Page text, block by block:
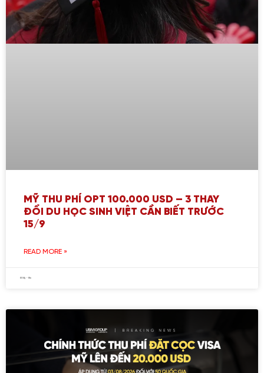
MỸ THU PHÍ OPT 100.000 USD – 3 THAY
ĐỔI DU HỌC SINH VIỆT CẦN BIẾT TRƯỚC
15/9
READ MORE »